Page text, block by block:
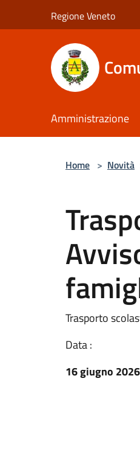
Regione Veneto
Amministrazione
Home > Novità
Trasporto
Data :
16 giugno 2026